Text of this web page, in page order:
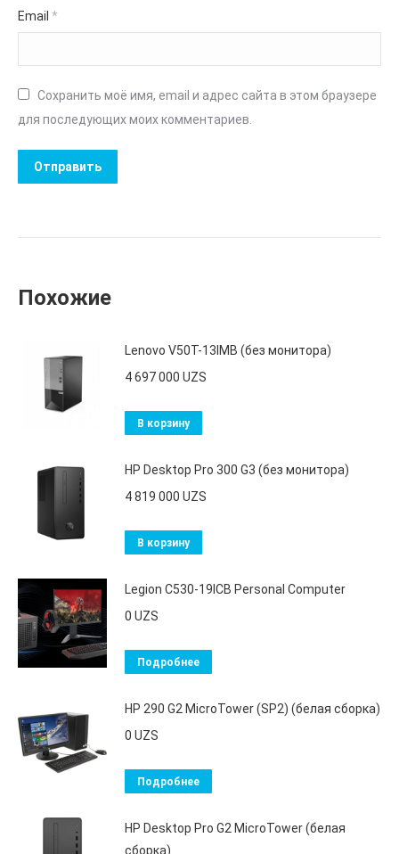
Email *
Сохранить моё имя, email и адрес сайта в этом браузере
для последующих моих комментариев.
Похожие
Lenovo V50T-13IMB (без монитора)
4 697 000 UZS
В корзину
HP Desktop Pro 300 G3 (без монитора)
4 819 000 UZS
В корзину
Legion C530-19ICB Personal Computer
0 UZS
Подробнее
HP 290 G2 MicroTower (SP2) (белая сборка)
0 UZS
Подробнее
HP Desktop Pro G2 MicroTower (белая
сборка)